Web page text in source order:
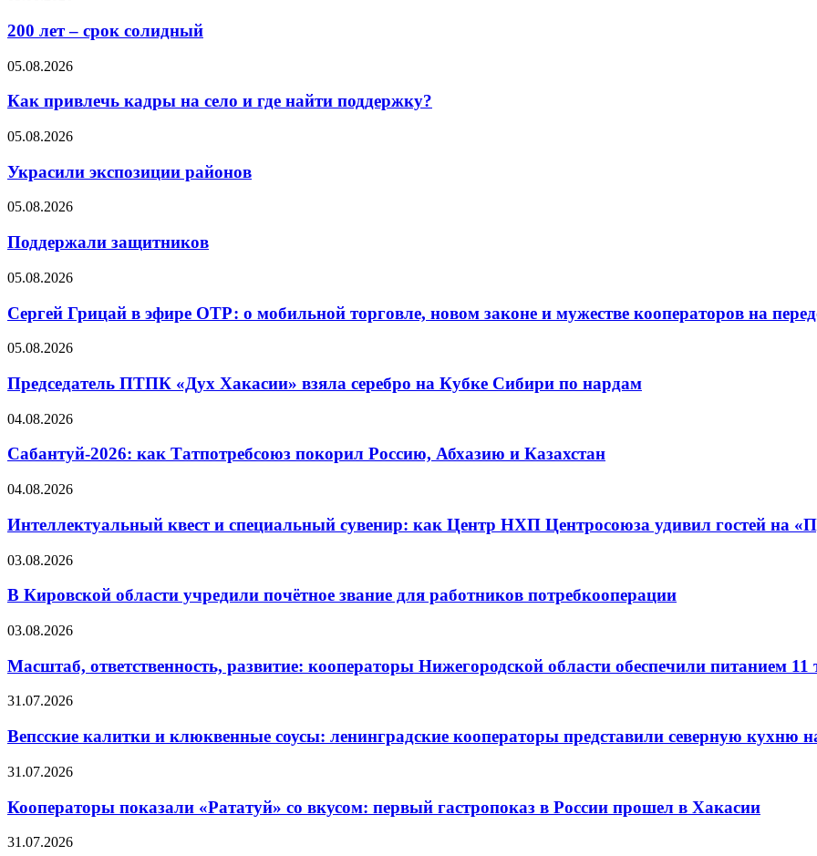
200 лет – срок солидный
05.08.2026
Как привлечь кадры на село и где найти поддержку?
05.08.2026
Украсили экспозиции районов
05.08.2026
Поддержали защитников
05.08.2026
Сергей Грицай в эфире ОТР: о мобильной торговле, новом законе и мужестве кооператоров на
05.08.2026
Председатель ПТПК «Дух Хакасии» взяла серебро на Кубке Сибири по нардам
04.08.2026
Сабантуй-2026: как Татпотребсоюз покорил Россию, Абхазию и Казахстан
04.08.2026
Интеллектуальный квест и специальный сувенир: как Центр НХП Центросоюза удивил гостей на
03.08.2026
В Кировской области учредили почётное звание для работников потребкооперации
03.08.2026
Масштаб, ответственность, развитие: кооператоры Нижегородской области обеспечили питанием
31.07.2026
Вепсские калитки и клюквенные соусы: ленинградские кооператоры представили северную кухню
31.07.2026
Кооператоры показали «Рататуй» со вкусом: первый гастропоказ в России прошел в Хакасии
31.07.2026